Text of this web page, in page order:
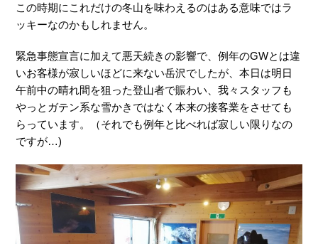
この時期にこれだけの冬山を味わえるのはある意味ではラ
ッキーなのかもしれません。
緊急事態宣言に加えて悪天続きの影響で、例年のGWとは違
いお客様が寂しいほどに来ない岳沢でしたが、本日は明日
午前中の晴れ間を狙った登山者で賑わい、我々スタッフも
やっとガテン系な雪かきではなく本来の接客業をさせても
らっています。（それでも例年と比べれば寂しい限りなの
ですが…)